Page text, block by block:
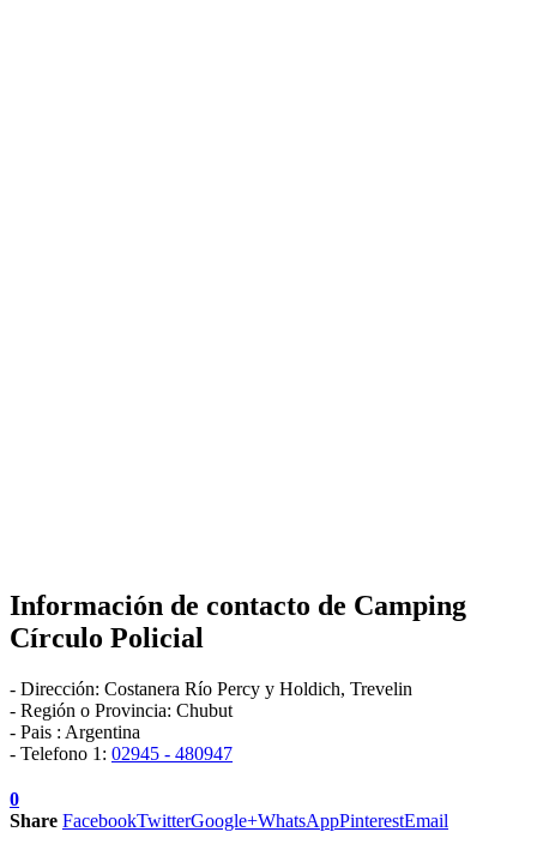
Información de contacto de Camping
Círculo Policial
- Dirección: Costanera Río Percy y Holdich, Trevelin
- Región o Provincia: Chubut
- Pais : Argentina
- Telefono 1: 02945 - 480947
0
Share FacebookTwitterGoogle+WhatsAppPinterestEmail